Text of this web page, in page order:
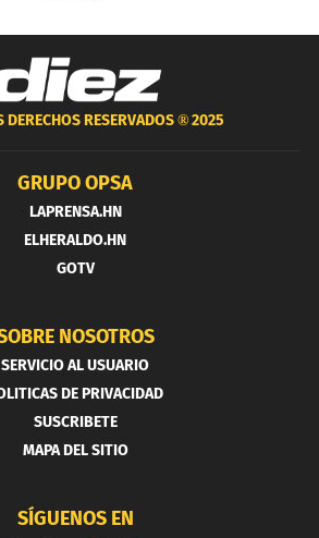
DERECHOS RESERVADOS ®2025
GRUPO OPSA
LAPRENSA.HN
ELHERALDO.HN
GOTV
NOSOTROS
SERVICIO AL USUARIO
DE PRIVACIDAD
SUSCRIBETE
MAPA DEL SITIO
SÍGUENOS EN